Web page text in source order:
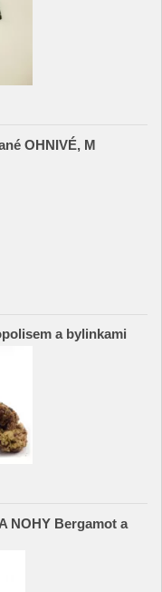
OHNIVÉ, M
a bylinkami
NOHY Bergamot a